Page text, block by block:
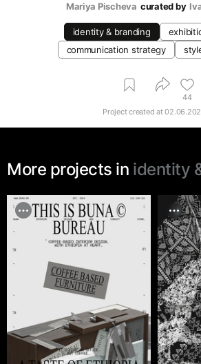
Mariya Pischeva curated by
identity & branding
communication strategy
44
Project created at
More projects in identity